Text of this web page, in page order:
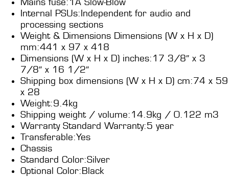
Internal PSUs:Independent for audio and
processing sections
Weight & Dimensions Dimensions (W x H x D)
mm:441 x 97 x 418
Dimensions (W x H x D) inches:17 3/8″ x 3
7/8″ x 16 1/2″
Shipping box dimensions (W x H x D) cm:74 x 59
x 28
Weight:9.4kg
Shipping weight / volume:14.9kg / 0.122 m3
Warranty Standard Warranty:5 year
Transferable:Yes
Chassis
Standard Color:Silver
Optional Color:Black